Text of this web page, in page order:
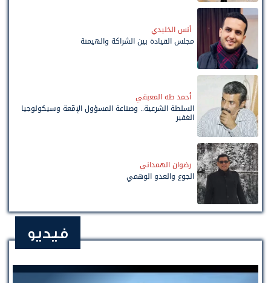
أنس الخليدي
مجلس القيادة بين الشراكة والهيمنة
أحمد طه المعبقي
السلطة الشرعية.. وصناعة المسؤول الإمّعة وسيكولوجيا
الغفير
رضوان الهمداني
الجوع والعدو الوهمي
فيديو